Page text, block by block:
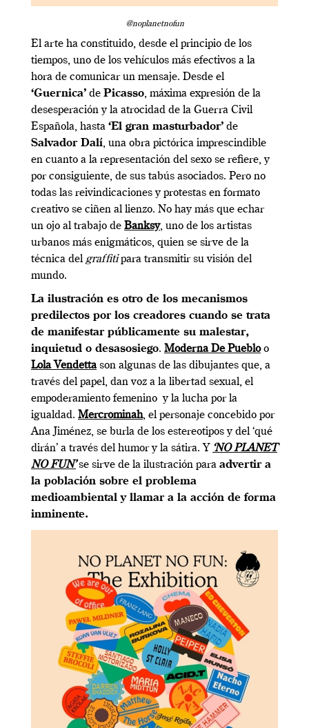
@noplanetnofun
El arte ha constituido, desde el principio de los
tiempos, uno de los vehículos más efectivos a la
hora de comunicar un mensaje. Desde el
‘Guernica’ de Picasso, máxima expresión de la
desesperación y la atrocidad de la Guerra Civil
Española, hasta ‘El gran masturbador’ de
Salvador Dalí, una obra pictórica imprescindible
en cuanto a la representación del sexo se refiere, y
por consiguiente, de sus tabús asociados. Pero no
todas las reivindicaciones y protestas en formato
creativo se ciñen al lienzo. No hay más que echar
un ojo al trabajo de Banksy, uno de los artistas
urbanos más enigmáticos, quien se sirve de la
técnica del graffitipara transmitir su visión del
mundo.
La ilustración es otro de los mecanismos
predilectos por los creadores cuando se trata
de manifestar públicamente su malestar,
inquietud o desasosiego. Moderna De Puebloo
Lola Vendettason algunas de las dibujantes que, a
través del papel, dan voz a la libertad sexual, el
empoderamiento femenino y la lucha por la
igualdad. Mercrominah, el personaje concebido por
Ana Jiménez, se burla de los estereotipos y del ‘qué
dirán’ a través del humor y la sátira. Y ‘NO PLANET
NO FUN’ se sirve de la ilustración para advertir a
la población sobre el problema
medioambiental y llamar a la acción de forma
inminente.